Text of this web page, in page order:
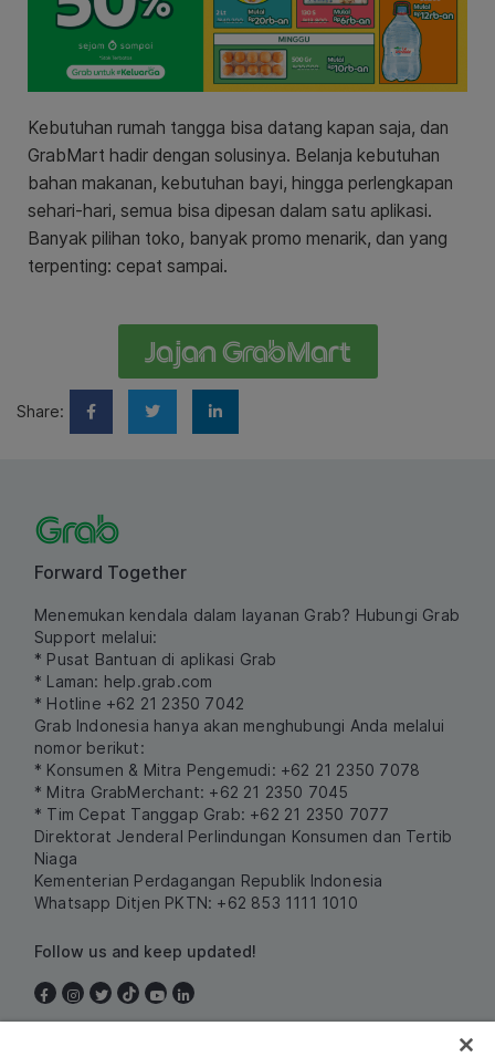
Kebutuhan rumah tangga bisa datang kapan saja, dan
GrabMart hadir dengan solusinya. Belanja kebutuhan
bahan makanan, kebutuhan bayi, hingga perlengkapan
sehari-hari, semua bisa dipesan dalam satu aplikasi.
Banyak pilihan toko, banyak promo menarik, dan yang
terpenting: cepat sampai.
Jajan GrabMart
Share:
Forward Together
Menemukan kendala dalam layanan Grab? Hubungi Grab
Support melalui:
* Pusat Bantuan di aplikasi Grab
* Laman: help.grab.com
* Hotline +62 21 2350 7042
Grab Indonesia hanya akan menghubungi Anda melalui
nomor berikut:
* Konsumen & Mitra Pengemudi: +62 21 2350 7078
* Mitra GrabMerchant: +62 21 2350 7045
* Tim Cepat Tanggap Grab: +62 21 2350 7077
Direktorat Jenderal Perlindungan Konsumen dan Tertib
Niaga
Kementerian Perdagangan Republik Indonesia
Whatsapp Ditjen PKTN: +62 853 1111 1010
Follow us and keep updated!